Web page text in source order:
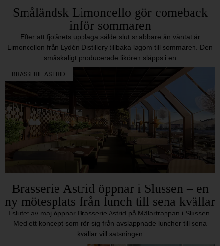
Småländsk Limoncello gör comeback
inför sommaren
Efter att fjolårets upplaga sålde slut snabbare än väntat är
Limoncellon från Lydén Distillery tillbaka lagom till sommaren. Den
småskaligt producerade likören släpps i en
BRASSERIE ASTRID
Brasserie Astrid öppnar i Slussen – en
ny mötesplats från lunch till sena kvällar
I slutet av maj öppnar Brasserie Astrid på Mälartrappan i Slussen.
Med ett koncept som rör sig från avslappnade luncher till sena
kvällar vill satsningen